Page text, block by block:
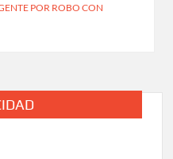
POR ROBO CON